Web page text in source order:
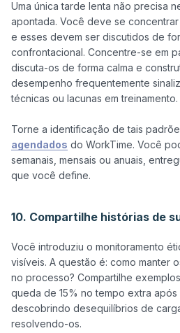
Uma única tarde lenta não precisa
apontada. Você deve se
e esses devem ser discutidos de
confrontacional. Concentre-se em
discuta-os de forma calma e
desempenho frequentemente
técnicas ou lacunas em treinamento.
Torne a identificação de tais
agendados do WorkTime. Você
semanais, mensais ou anuais,
que você define.
10. Compartilhe histórias de
Você introduziu o monitoramento
visíveis. A questão é: como manter
no processo? Compartilhe
queda de 15% no tempo extra
descobrindo desequilíbrios de
resolvendo-os.